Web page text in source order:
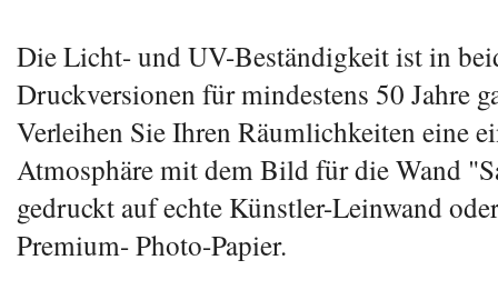
Die Licht- und UV-Beständigkeit ist in
Druckversionen für mindestens 50 Jahre
Verleihen Sie Ihren Räumlichkeiten eine
Atmosphäre mit dem Bild für die Wand
gedruckt auf echte Künstler-Leinwand
Premium- Photo-Papier.